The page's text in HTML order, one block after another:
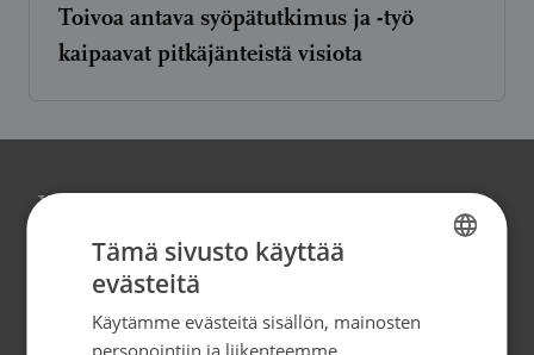
Toivoa antava syöpätutkimus ja -työ
kaipaavat pitkäjänteistä visiota
Yhteystiedot
Syöpäjärjestöt
Mäkelänkatu 2, 4. kerros
00500 Helsinki
FINNISH
Tämä sivusto käyttää
evästeitä
Käytämme evästeitä sisällön, mainosten
personointiin ja liikenteemme